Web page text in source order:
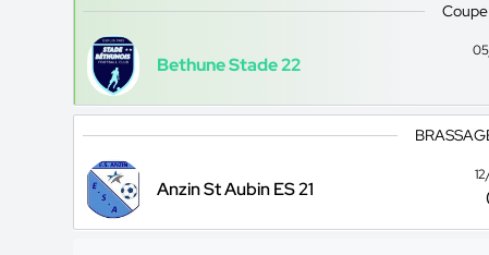
Coupe
Bethune Stade 22
Anzin St Aubin ES 21